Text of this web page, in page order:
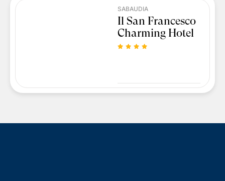
SABAUDIA
Il San Francesco
Charming Hotel